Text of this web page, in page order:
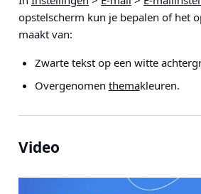
opstelscherm kun je bepalen of het
maakt van:
Zwarte tekst op een witte
Overgenomen themakleuren.
Video